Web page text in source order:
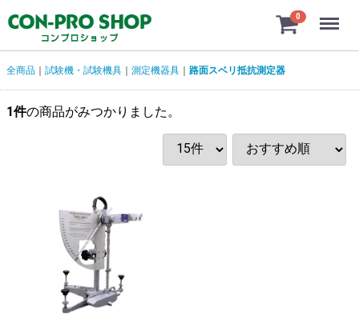
0 Menu
全商品 試験機・試験機具 測定機器具 路面スベリ抵抗測定器
1件の商品がみつかりました。